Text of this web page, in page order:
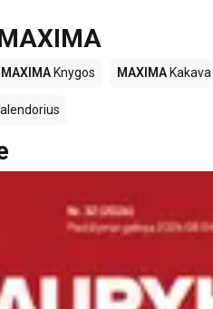
MAXIMA Knygos MAXIMA Kakava